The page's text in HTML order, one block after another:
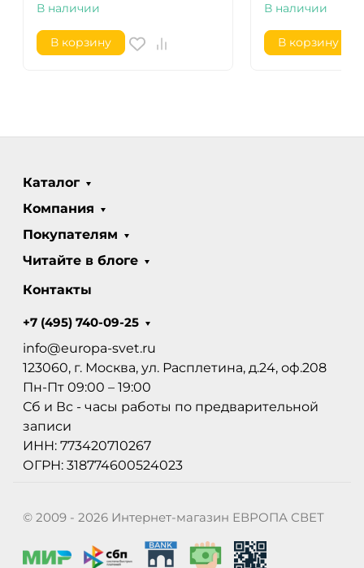
В наличии
В корзину
В наличии
В корзину
Каталог
Компания
Покупателям
Читайте в блоге
Контакты
+7 (495) 740-09-25
info@europa-svet.ru
123060, г. Москва, ул. Расплетина, д.24, оф.208
Пн-Пт 09:00 – 19:00
Сб и Вс - часы работы по предварительной
записи
ИНН: 773420710267
ОГРН: 318774600524023
© 2009 - 2026 Интернет-магазин ЕВРОПА СВЕТ